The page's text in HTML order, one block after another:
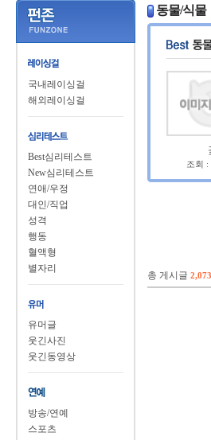
국내레이싱걸
해외레이싱걸
Best심리테스트
New심리테스트
연애/우정
대인/직업
성격
행동
혈액형
별자리
유머글
웃긴사진
웃긴동영상
방송/연예
스포츠
동물/식물
조회 :
총 게시글 2,073